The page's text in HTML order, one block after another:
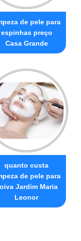
de pele para
espinhas preço
Casa Grande
quanto custa
de pele para
Jardim Maria
Leonor